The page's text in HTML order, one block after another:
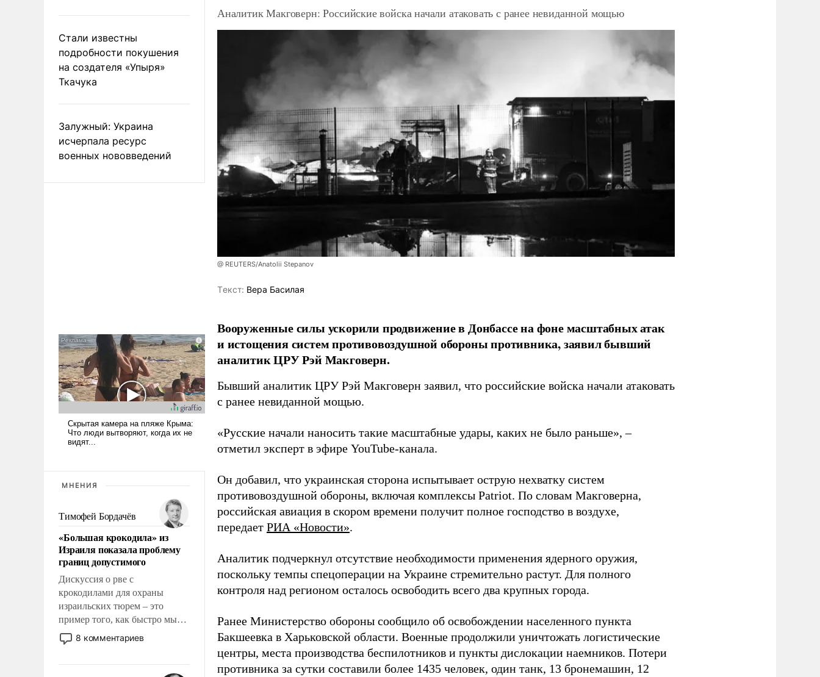
Стали известны
подробности покушения
на создателя «Упыря»
Ткачука
Залужный: Украина
исчерпала ресурс
военных нововведений
МНЕНИЯ
Тимофей Бордачёв
«Большая крокодила» из
Израиля показала проблему
границ допустимого
Дискуссия о рве с
крокодилами для охраны
израильских тюрем – это
пример того, как быстро мы
двигаемся по пути
революционных изменений.
8 комментариев
Аналитик Макговерн: Российские войска начали атаковать с ранее невиданной мощью
@ REUTERS/Anatolii Stepanov
Tекст: Вера Басилая
Вооруженные силы ускорили продвижение в Донбассе на фоне масштабных атак
и истощения систем противовоздушной обороны противника, заявил бывший
аналитик ЦРУ Рэй Макговерн.
Бывший аналитик ЦРУ Рэй Макговерн заявил, что российские войска начали атаковать
с ранее невиданной мощью.
«Русские начали наносить такие масштабные удары, каких не было раньше», –
отметил эксперт в эфире YouTube-канала.
Он добавил, что украинская сторона испытывает острую нехватку систем
противовоздушной обороны, включая комплексы Patriot. По словам Макговерна,
российская авиация в скором времени получит полное господство в воздухе,
передает РИА «Новости».
Аналитик подчеркнул отсутствие необходимости применения ядерного оружия,
поскольку темпы спецоперации на Украине стремительно растут. Для полного
контроля над регионом осталось освободить всего два крупных города.
Ранее Министерство обороны сообщило об освобождении населенного пункта
Бакшеевка в Харьковской области. Военные продолжили уничтожать логистические
центры, места производства беспилотников и пункты дислокации наемников. Потери
противника за сутки составили более 1435 человек, один танк, 13 бронемашин, 12